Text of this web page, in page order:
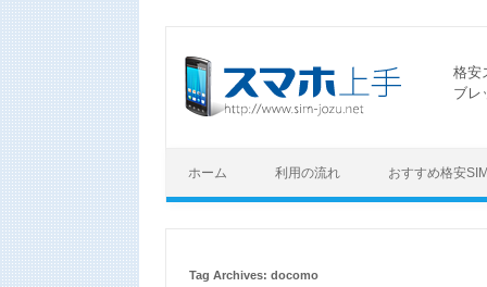
格安
ブレ
ホーム 利用の流れ おすすめ格安SIM
Tag Archives: docomo